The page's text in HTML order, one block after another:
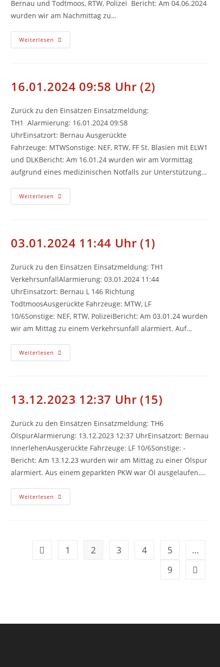
Bernau und Todtmoos, RTW, Polizei Bericht: Am 04.06.2024
wurden wir am Nachmittag zu…
Weiterlesen 04.06.2024
15:23
16.01.2024 09:58 Uhr (2)
Zurück zu den Einsätzen Einsatzmeldung:
TH1 Alarmierung: 16.01.2024 09:58
UhrEinsatzort: Bernau Ausgerückte
Fahrzeuge: MTWSonstige: NEF, RTW, FF St. Blasien mit ELW1
und DLKBericht: Am 16.01.24 wurden wir am Vormittag
aufgrund eines medizinischen Notfalls zur Unterstützung…
Weiterlesen 16.01.2024
09:58
03.01.2024 11:44 Uhr (1)
Zurück zu den Einsätzen Einsatzmeldung: TH1
VerkehrsunfallAlarmierung: 03.01.2024 11:44
UhrEinsatzort: Bernau L 146 Richtung
TodtmoosAusgerückte Fahrzeuge: MTW, LF
10/6Sonstige: NEF, RTW, PolizeiBericht: Am 03.01.24 wurden
wir am Mittag zu einem Verkehrsunfall alarmiert. Auf…
Weiterlesen 03.01.2024
11:44
13.12.2023 12:37 Uhr (15)
Zurück zu den Einsätzen Einsatzmeldung: TH6
ÖlspurAlarmierung: 13.12.2023 12:37 UhrEinsatzort: Bernau
InnerlehenAusgerückte Fahrzeuge: LF 10/6Sonstige: -
Bericht: Am 13.12.23 wurden wir am Mittag zu einer Ölspur
alarmiert. Aus einem geparkten PKW war Öl ausgelaufen.…
Weiterlesen 13.12.2023
12:37
Zur vorherigen Seite
1 2 3 4 5
…
9
Zur